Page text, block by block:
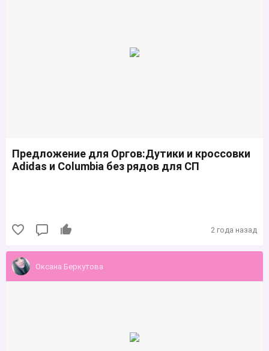
Предложение для Оргов:Дутики и кроссовки
Adidas и Columbia без рядов для СП
2 года назад
Оксана Беркутова